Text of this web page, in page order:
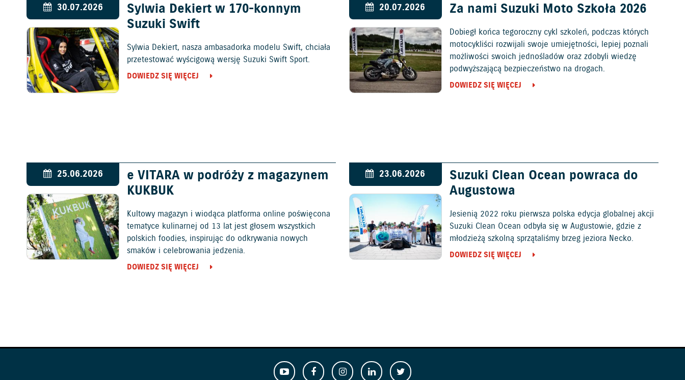
30.07.2026
Sylwia Dekiert w 170-konnym
Suzuki Swift
Sylwia Dekiert, nasza ambasadorka modelu Swift, chciała
przetestować wyścigową wersję Suzuki Swift Sport.
DOWIEDZ SIĘ WIĘCEJ
20.07.2026 Za nami Suzuki Moto Szkoła 2026
Dobiegł końca tegoroczny cykl szkoleń, podczas których
motocykliści rozwijali swoje umiejętności, lepiej poznali
możliwości swoich jednośladów oraz zdobyli wiedzę
podwyższającą bezpieczeństwo na drogach.
DOWIEDZ SIĘ WIĘCEJ
25.06.2026
e VITARA w podróży z magazynem
KUKBUK
Kultowy magazyn i wiodąca platforma online poświęcona
tematyce kulinarnej od 13 lat jest głosem wszystkich
polskich foodies, inspirując do odkrywania nowych
smaków i celebrowania jedzenia.
DOWIEDZ SIĘ WIĘCEJ
23.06.2026
Suzuki Clean Ocean powraca do
Augustowa
Jesienią 2022 roku pierwsza polska edycja globalnej akcji
Suzuki Clean Ocean odbyła się w Augustowie, gdzie z
młodzieżą szkolną sprzątaliśmy brzeg jeziora Necko.
DOWIEDZ SIĘ WIĘCEJ